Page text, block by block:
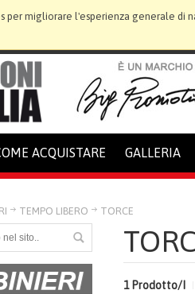
per migliorare l'esperienza generale
ACQUISTARE GALLERIA
TEMPO LIBERO TORCE
1 Prodotto/I